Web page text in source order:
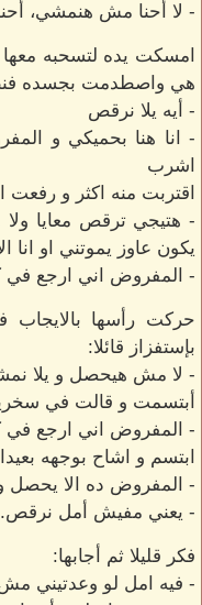
- لا أحنا مش هنمشي،
امسكت يده لتسحبه
هي واصطدمت بجسده
- أيه يلا نرقص
- انا هنا بحميكي و
اشرب
اقتربت منه اكثر و رفعت
- هتيجي ترقص معايا
يكون عاوز يموتني او انا
- المفروض اني ارجع
حركت رأسها بالايجاب
بإستفزاز قائلا:
- لا مش هيحصل و يلا
أبتسمت و قالت في
- المفروض اني ارجع في
ابتسم و اشاح بوجهه
- المفروض ده الا يحصل
- يعني مفيش أمل نرقص.
فكر قليلا ثم أجابها:
- فيه امل لو وعدتيني مش